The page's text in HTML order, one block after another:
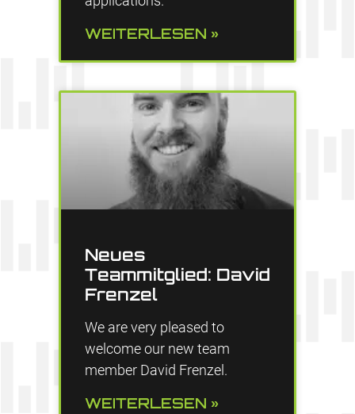
WEITERLESEN »
Neues
Teammitglied: David
Frenzel
We are very pleased to
welcome our new team
member David Frenzel.
WEITERLESEN »